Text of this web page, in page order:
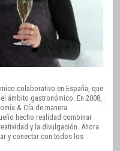
colaborativo en España, que
ámbito gastronómico. En 2008,
& Cía de manera
hecho realidad combinar
y la divulgación. Ahora
y conectar con todos los